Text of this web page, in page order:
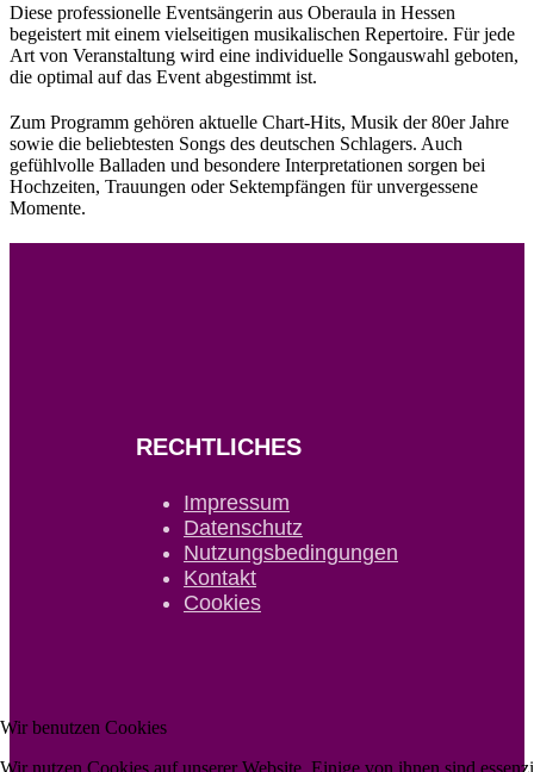
Diese professionelle Eventsängerin aus Oberaula in Hessen
begeistert mit einem vielseitigen musikalischen Repertoire. Für jede
Art von Veranstaltung wird eine individuelle Songauswahl geboten,
die optimal auf das Event abgestimmt ist.
Zum Programm gehören aktuelle Chart-Hits, Musik der 80er Jahre
sowie die beliebtesten Songs des deutschen Schlagers. Auch
gefühlvolle Balladen und besondere Interpretationen sorgen bei
Hochzeiten, Trauungen oder Sektempfängen für unvergessene
Momente.
RECHTLICHES
Impressum
Datenschutz
Nutzungsbedingungen
Kontakt
Cookies
Wir benutzen Cookies
Wir nutzen Cookies auf unserer Website. Einige von ihnen sind